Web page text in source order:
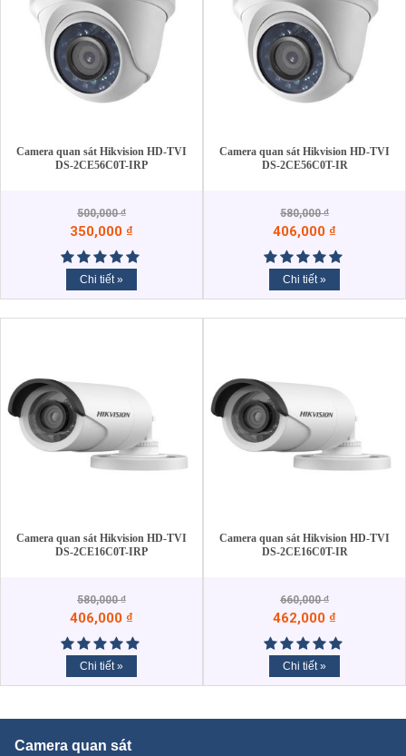
Camera quan sát Hikvision HD-TVI
DS-2CE56C0T-IRP
500,000₫
350,000 ₫
Chi tiết »
Camera quan sát Hikvision HD-TVI
DS-2CE56C0T-IR
580,000₫
406,000 ₫
Chi tiết »
Camera quan sát Hikvision HD-TVI
DS-2CE16C0T-IRP
580,000₫
406,000 ₫
Chi tiết »
Camera quan sát Hikvision HD-TVI
DS-2CE16C0T-IR
660,000₫
462,000 ₫
Chi tiết »
Camera quan sát